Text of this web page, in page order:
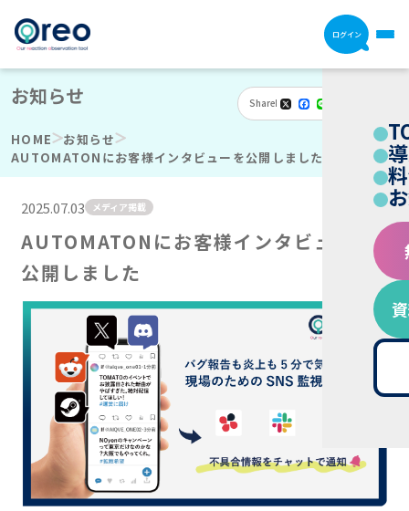
ログイン
お知らせ
HOME
お知らせ
AUTOMATONにお客様インタビューを公開しました
Share Facebook
有
2025.07.03 メディア掲載
AUTOMATONにお客様インタビューを
公開しました